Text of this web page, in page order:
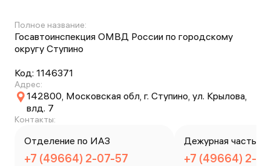
Полное название:
Госавтоинспекция ОМВД России по городскому
округу Ступино
Код: 1146371
Адрес:
142800, Московская обл, г. Ступино, ул. Крылова,
влд. 7
Контакты:
Отделение по ИАЗ
+7 (49664) 2-07-57
Дежурная часть
+7 (49664) 2-